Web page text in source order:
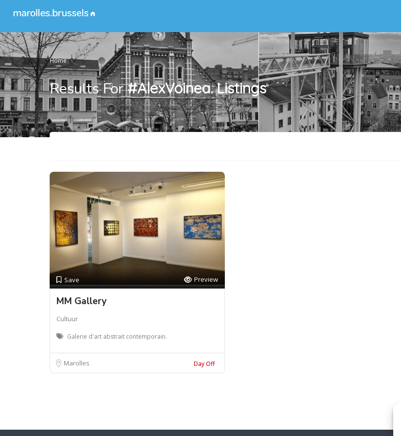
Home
Results For#AlexVoinea. Listings
Save Preview
MM Gallery
Cultuur
Galerie d'art abstrait contemporain.
Marolles Day Off